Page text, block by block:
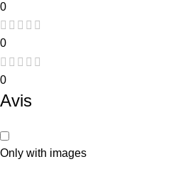
0
0
0
Avis
Only with images